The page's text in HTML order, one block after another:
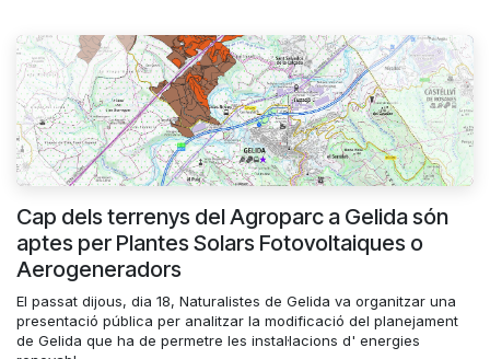
Cap dels terrenys del Agroparc a Gelida són
aptes per Plantes Solars Fotovoltaiques o
Aerogeneradors
El passat dijous, dia 18, Naturalistes de Gelida va organitzar una
presentació pública per analitzar la modificació del planejament
de Gelida que ha de permetre les instal·lacions d' energies